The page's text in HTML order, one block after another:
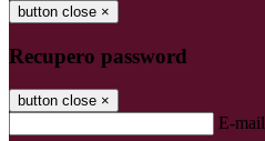
button close ×
Recupero password
button close ×
E-mail